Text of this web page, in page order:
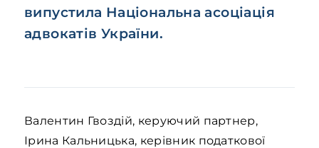
випустила Національна асоціація
адвокатів України.
Валентин Гвоздій, керуючий партнер,
Ірина Кальницька, керівник податкової